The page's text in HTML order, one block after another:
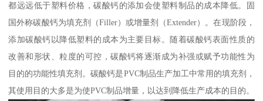
都远远低于塑料价格，碳酸钙的添加会使塑料制品的成本降低。固
国外称碳酸钙为填充剂（Filler）或增量剂（Extender）。在现阶段，
添加碳酸钙以降低塑料的成本为主要目标。随着碳酸钙表面性质的
改善和形状、粒度的可控，碳酸钙将逐渐成为补强或赋予功能性为
目的的功能性填充剂。碳酸钙是PVC制品生产加工中常用的填充剂，
其使用目的大多是为使PVC制品增量，以达到降低生产成本的目的。